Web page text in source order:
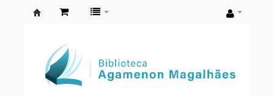
Agamenon
Magalhães